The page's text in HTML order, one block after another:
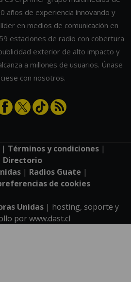
años de experiencia innovando y
en medios de comunicación en
estaciones de radio con cobertura
exterior de alto impacto y
a millones de usuarios. Únase
con nosotros.
Términos y condiciones|
Directorio
| Radios Guate |
de cookies
Unidas| hosting, soporte y
porwww.dast.cl